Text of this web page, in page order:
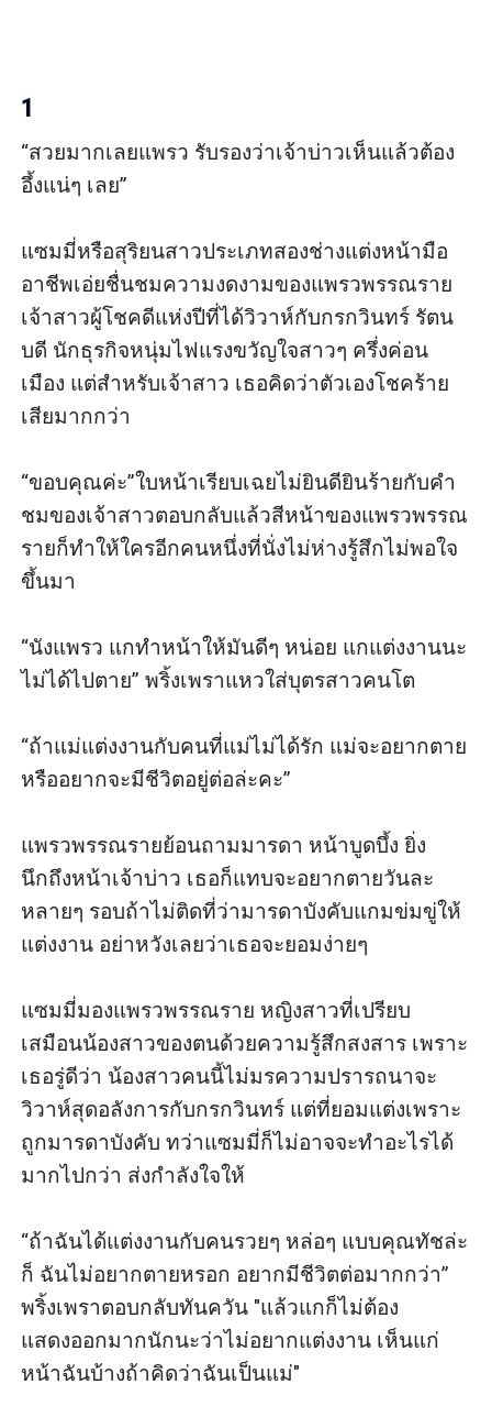
1
“สวยมากเลยแพรว รับรองว่าเจ้าบ่าวเห็นแล้วต้อง
อึ้งแน่ๆ เลย”
แซมมี่หรือสุริยนสาวประเภทสองช่างแต่งหน้ามือ
อาชีพเอ่ยชื่นชมความงดงามของแพรวพรรณราย
เจ้าสาวผู้โชคดีแห่งปีที่ได้วิวาห์กับกรกวินทร์ รัตน
บดี นักธุรกิจหนุ่มไฟแรงขวัญใจสาวๆ ครึ่งค่อน
เมือง แต่สำหรับเจ้าสาว เธอคิดว่าตัวเองโชคร้าย
เสียมากกว่า
“ขอบคุณค่ะ”ใบหน้าเรียบเฉยไม่ยินดียินร้ายกับคำ
ชมของเจ้าสาวตอบกลับแล้วสีหน้าของแพรวพรรณ
รายก็ทำให้ใครอีกคนหนึ่งที่นั่งไม่ห่างรู้สึกไม่พอใจ
ขึ้นมา
“นังแพรว แกทำหน้าให้มันดีๆ หน่อย แกแต่งงานนะ
ไม่ได้ไปตาย” พริ้งเพราแหวใส่บุตรสาวคนโต
“ถ้าแม่แต่งงานกับคนที่แม่ไม่ได้รัก แม่จะอยากตาย
หรืออยากจะมีชีวิตอยู่ต่อล่ะคะ”
แพรวพรรณรายย้อนถามมารดา หน้าบูดบึ้ง ยิ่ง
นึกถึงหน้าเจ้าบ่าว เธอก็แทบจะอยากตายวันละ
หลายๆ รอบถ้าไม่ติดที่ว่ามารดาบังคับแกมข่มขู่ให้
แต่งงาน อย่าหวังเลยว่าเธอจะยอมง่ายๆ
แซมมี่มองแพรวพรรณราย หญิงสาวที่เปรียบ
เสมือนน้องสาวของตนด้วยความรู้สึกสงสาร เพราะ
เธอรู่ดีว่า น้องสาวคนนี้ไม่มรความปรารถนาจะ
วิวาห์สุดอลังการกับกรกวินทร์ แต่ที่ยอมแต่งเพราะ
ถูกมารดาบังคับ ทว่าแซมมี่ก็ไม่อาจจะทำอะไรได้
มากไปกว่า ส่งกำลังใจให้
“ถ้าฉันได้แต่งงานกับคนรวยๆ หล่อๆ แบบคุณทัชล่ะ
ก็ ฉันไม่อยากตายหรอก อยากมีชีวิตต่อมากกว่า”
พริ้งเพราตอบกลับทันควัน "แล้วแกก็ไม่ต้อง
แสดงออกมากนักนะว่าไม่อยากแต่งงาน เห็นแก่
หน้าฉันบ้างถ้าคิดว่าฉันเป็นแม่"